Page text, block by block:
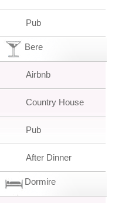
Pub
Bere
Airbnb
Country House
Pub
After Dinner
Dormire